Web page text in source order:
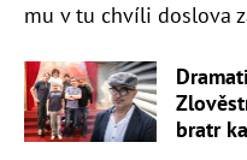
mu v tu chvíli doslova
bratr